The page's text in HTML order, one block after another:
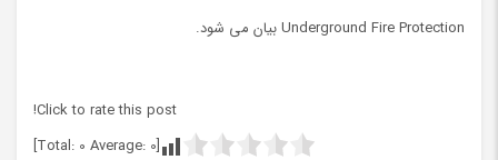
Underground Fire Protection بیان می شود.
Click to rate this post!
[Total:
0 Average: 0
]